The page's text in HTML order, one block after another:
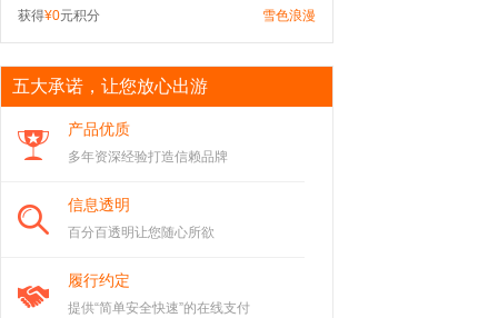
雪色浪漫
获得¥0元积分
经典云南:昆明大理丽江香格里拉西双版纳1
1日纯玩线安排很合理，下飞机就入住酒店，从丽江
获得¥0 元积分
经典云南:昆明大理丽江6日纯玩
这么超高性价比的纯玩线路，非常值得
五大承诺，让您放心出游
产品优质
多年资深经验打造信赖品牌
信息透明
百分百透明让您随心所欲
履行约定
提供“简单安全快速”的在线支付